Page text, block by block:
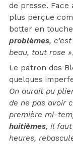
de presse. Face
plus perçue
botter en
problèmes,
beau, tout rose »
Le patron des
quelques
On aurait pu
de ne pas avoir
première mi-
huitièmes, il faut
heures,